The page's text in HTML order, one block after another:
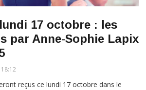
17 octobre : les
par Anne-Sophie Lapix
reçus ce lundi 17 octobre dans le